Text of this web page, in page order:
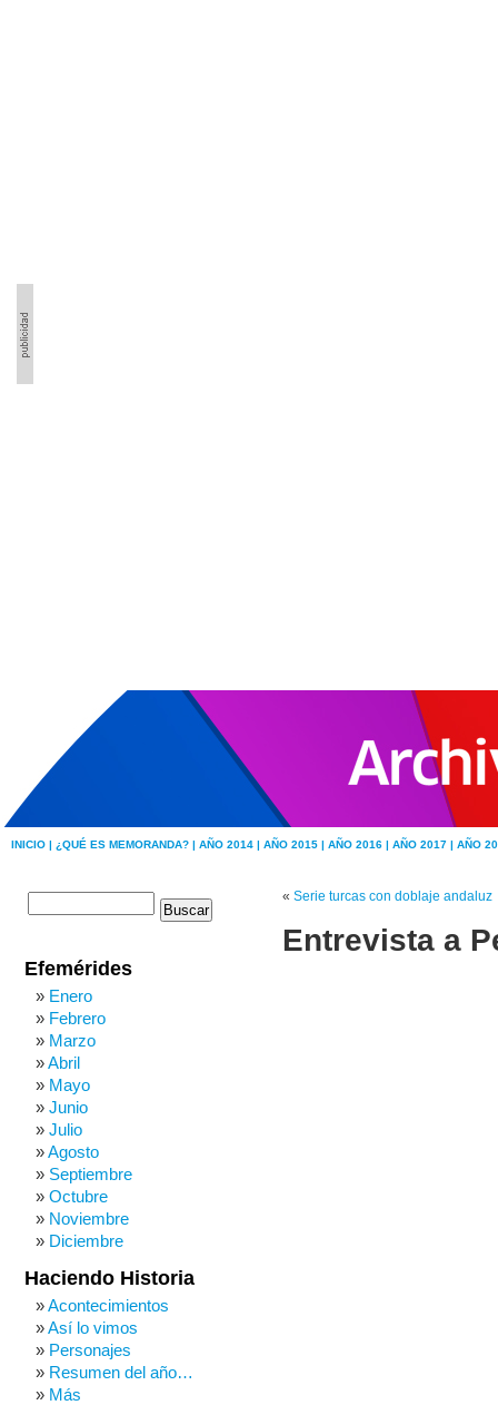
INICIO | ¿QUÉ ES MEMORANDA? | AÑO 2014 | AÑO 2015 | AÑO 2016 | AÑO 2017 | AÑO
« Serie turcas con doblaje andaluz
Entrevista a
Efemérides
Enero
Febrero
Marzo
Abril
Mayo
Junio
Julio
Agosto
Septiembre
Octubre
Noviembre
Diciembre
Haciendo Historia
Acontecimientos
Así lo vimos
Personajes
Resumen del año…
Más